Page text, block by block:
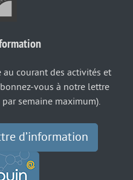
courant des activités et
vous à notre lettre
semaine maximum).
d’information